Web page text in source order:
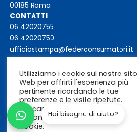
00185 Roma
CONTATTI
06 42020755
06 42020759
ufficiostampa@federconsumatori.it
Iscriviti alla
newsletter
Utilizziamo i cookie sul nostro sito
Web per offrirti l'esperienza più
pertinente ricordando le tue
preferenze e le visite ripetute.
Cliccando su "Accetta"
acconsenti all'uso di TUTTI i
cookie.
Hai bisogno di aiuto?